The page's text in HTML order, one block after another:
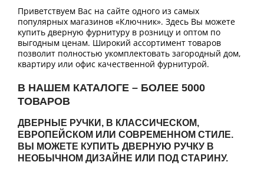
Приветствуем Вас на сайте одного из самых
популярных магазинов «Ключник». Здесь Вы можете
купить дверную фурнитуру в розницу и оптом по
выгодным ценам. Широкий ассортимент товаров
позволит полностью укомплектовать загородный дом,
квартиру или офис качественной фурнитурой.
В НАШЕМ КАТАЛОГЕ – БОЛЕЕ 5000
ТОВАРОВ
ДВЕРНЫЕ РУЧКИ, В КЛАССИЧЕСКОМ,
ЕВРОПЕЙСКОМ ИЛИ СОВРЕМЕННОМ СТИЛЕ.
ВЫ МОЖЕТЕ КУПИТЬ ДВЕРНУЮ РУЧКУ В
НЕОБЫЧНОМ ДИЗАЙНЕ ИЛИ ПОД СТАРИНУ.